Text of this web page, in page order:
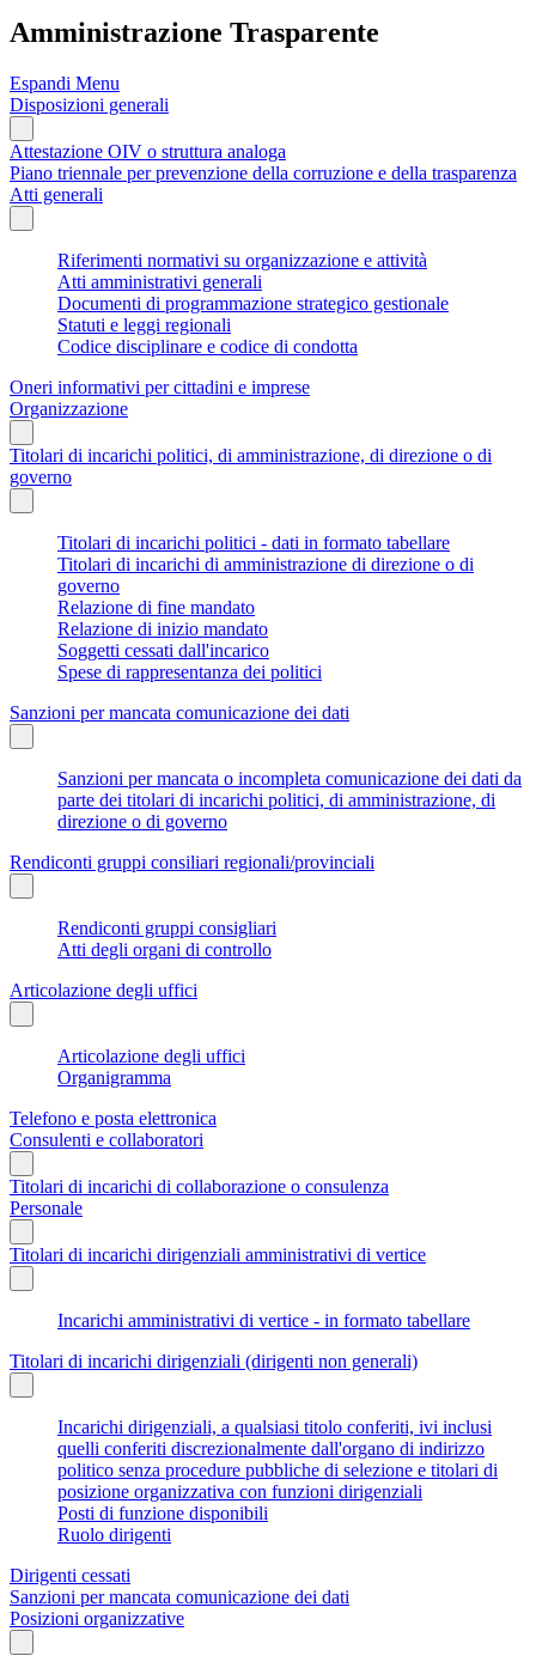
Amministrazione Trasparente
Espandi Menu
Disposizioni generali
Attestazione OIV o struttura analoga
Piano triennale per prevenzione della corruzione e della trasparenza
Atti generali
Riferimenti normativi su organizzazione e attività
Atti amministrativi generali
Documenti di programmazione strategico gestionale
Statuti e leggi regionali
Codice disciplinare e codice di condotta
Oneri informativi per cittadini e imprese
Organizzazione
Titolari di incarichi politici, di amministrazione, di direzione o di
governo
Titolari di incarichi politici - dati in formato tabellare
Titolari di incarichi di amministrazione di direzione o di
governo
Relazione di fine mandato
Relazione di inizio mandato
Soggetti cessati dall'incarico
Spese di rappresentanza dei politici
Sanzioni per mancata comunicazione dei dati
Sanzioni per mancata o incompleta comunicazione dei dati da
parte dei titolari di incarichi politici, di amministrazione, di
direzione o di governo
Rendiconti gruppi consiliari regionali/provinciali
Rendiconti gruppi consigliari
Atti degli organi di controllo
Articolazione degli uffici
Articolazione degli uffici
Organigramma
Telefono e posta elettronica
Consulenti e collaboratori
Titolari di incarichi di collaborazione o consulenza
Personale
Titolari di incarichi dirigenziali amministrativi di vertice
Incarichi amministrativi di vertice - in formato tabellare
Titolari di incarichi dirigenziali (dirigenti non generali)
Incarichi dirigenziali, a qualsiasi titolo conferiti, ivi inclusi
quelli conferiti discrezionalmente dall'organo di indirizzo
politico senza procedure pubbliche di selezione e titolari di
posizione organizzativa con funzioni dirigenziali
Posti di funzione disponibili
Ruolo dirigenti
Dirigenti cessati
Sanzioni per mancata comunicazione dei dati
Posizioni organizzative